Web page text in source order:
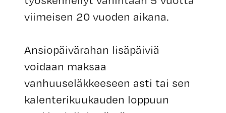
viimeisen 20 vuoden aikana.
Ansiopäivärahan lisäpäiviä
voidaan maksaa
vanhuuseläkkeeseen asti tai sen
kalenterikuukauden loppuun